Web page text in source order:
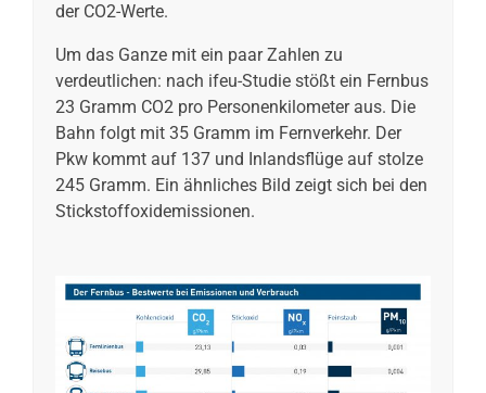
der CO2-Werte.
Um das Ganze mit ein paar Zahlen zu
verdeutlichen: nach ifeu-Studie stößt ein Fernbus
23 Gramm CO2 pro Personenkilometer aus. Die
Bahn folgt mit 35 Gramm im Fernverkehr. Der
Pkw kommt auf 137 und Inlandsflüge auf stolze
245 Gramm. Ein ähnliches Bild zeigt sich bei den
Stickstoffoxidemissionen.